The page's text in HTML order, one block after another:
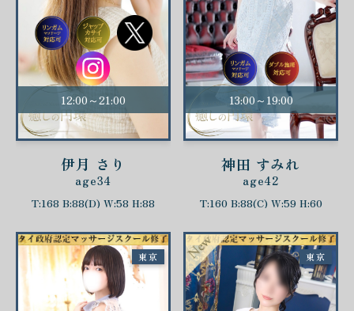
12:00～21:00
伊月 さり
age34
T:168 B:88(D) W:58 H:88
13:00～19:00
神田 すみれ
age42
T:160 B:88(C) W:59 H:60
東京 東京